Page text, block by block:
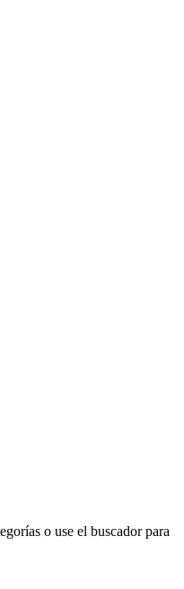
o use el buscador para